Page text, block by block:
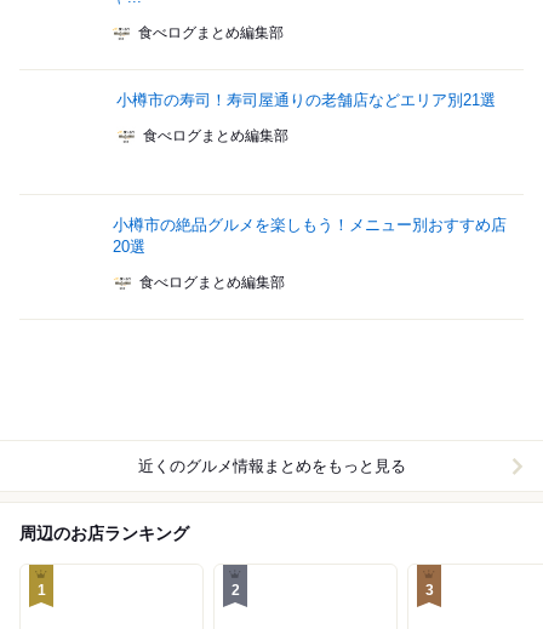
食べログまとめ編集部
小樽市の寿司！寿司屋通りの老舗店などエリア別21選
食べログまとめ編集部
小樽市の絶品グルメを楽しもう！メニュー別おすすめ店
20選
食べログまとめ編集部
近くのグルメ情報まとめをもっと見る
周辺のお店ランキング
1 2 3